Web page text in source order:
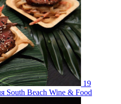
19
South Beach Wine & Food